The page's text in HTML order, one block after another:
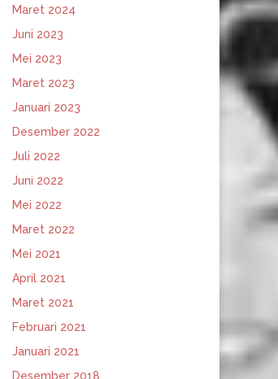
Maret 2024
Juni 2023
Mei 2023
Maret 2023
Januari 2023
Desember 2022
Juli 2022
Juni 2022
Mei 2022
Maret 2022
Mei 2021
April 2021
Maret 2021
Februari 2021
Januari 2021
Desember 2018